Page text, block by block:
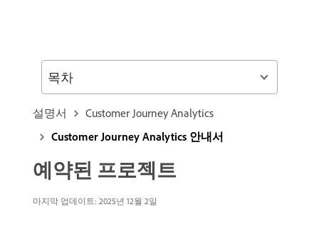
설명서
Customer Journey Analytics
Customer Journey Analytics 안내서
예약된 프로젝트
마지막 업데이트: 2025년 12월 2일
목차